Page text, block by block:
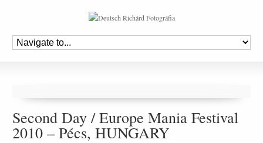
Second Day / Europe Mania Festival
2010 – Pécs, HUNGARY